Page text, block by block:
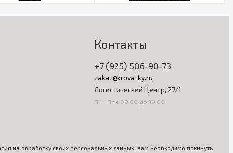
Контакты
+7 (925) 506-90-73
zakaz@krovatky.ru
Логистический Центр, 27/1
Пн—Пт с 09:00 до 18:00
на обработку своих персональных данных, вам необходимо покинуть